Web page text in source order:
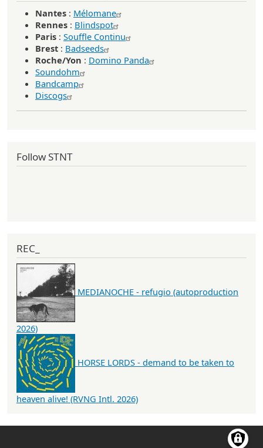
Nantes : Mélomane
Rennes : Blindspot
Paris : Souffle Continu
Brest : Badseeds
Roche/Yon : Domino Panda
Soundohm
Bandcamp
Discogs
Follow STNT
REC_
MEDIANOCHE - refugio (autoproduction
2026)
HORSE LORDS - demand to be taken to
heaven alive! (RVNG Intl. 2026)